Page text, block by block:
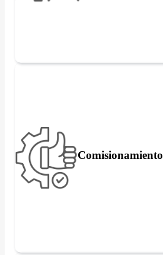
Comisionamiento